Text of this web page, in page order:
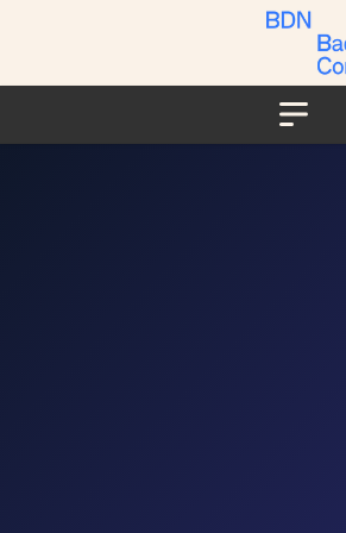
Menu